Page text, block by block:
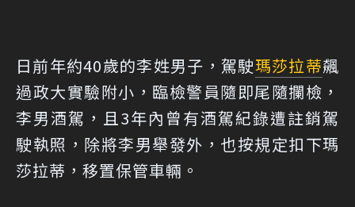
日前年約40歲的李姓男子，駕駛瑪莎拉蒂飆
過政大實驗附小，臨檢警員隨即尾隨攔檢，
李男酒駕，且3年內曾有酒駕紀錄遭註銷駕
駛執照，除將李男舉發外，也按規定扣下瑪
莎拉蒂，移置保管車輛。